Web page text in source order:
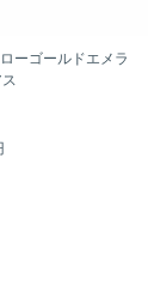
ーゴールドエメラ